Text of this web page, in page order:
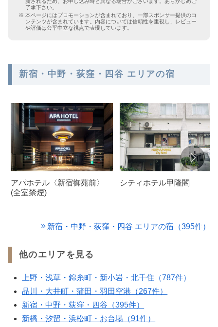
新されるため、お申し込み時と異なる場合がございます。あらかじめご
了承下さい。
本ページにはプロモーションが含まれており、一部スポンサー提供のコ
ンテンツが含まれています。内容については信頼性を重視し、レビュー
や評価は公平中立な視点で表現しています。
新宿・中野・荻窪・四谷 エリアの宿
アパホテル〈新宿御苑前〉
(全室禁煙)
シティホテル甲隆閣
新宿・中野・荻窪・四谷 エリアの宿（395件）
他のエリアを見る
上野・浅草・錦糸町・新小岩・北千住（787件）
品川・大井町・蒲田・羽田空港（267件）
新宿・中野・荻窪・四谷（395件）
新橋・汐留・浜松町・お台場（91件）